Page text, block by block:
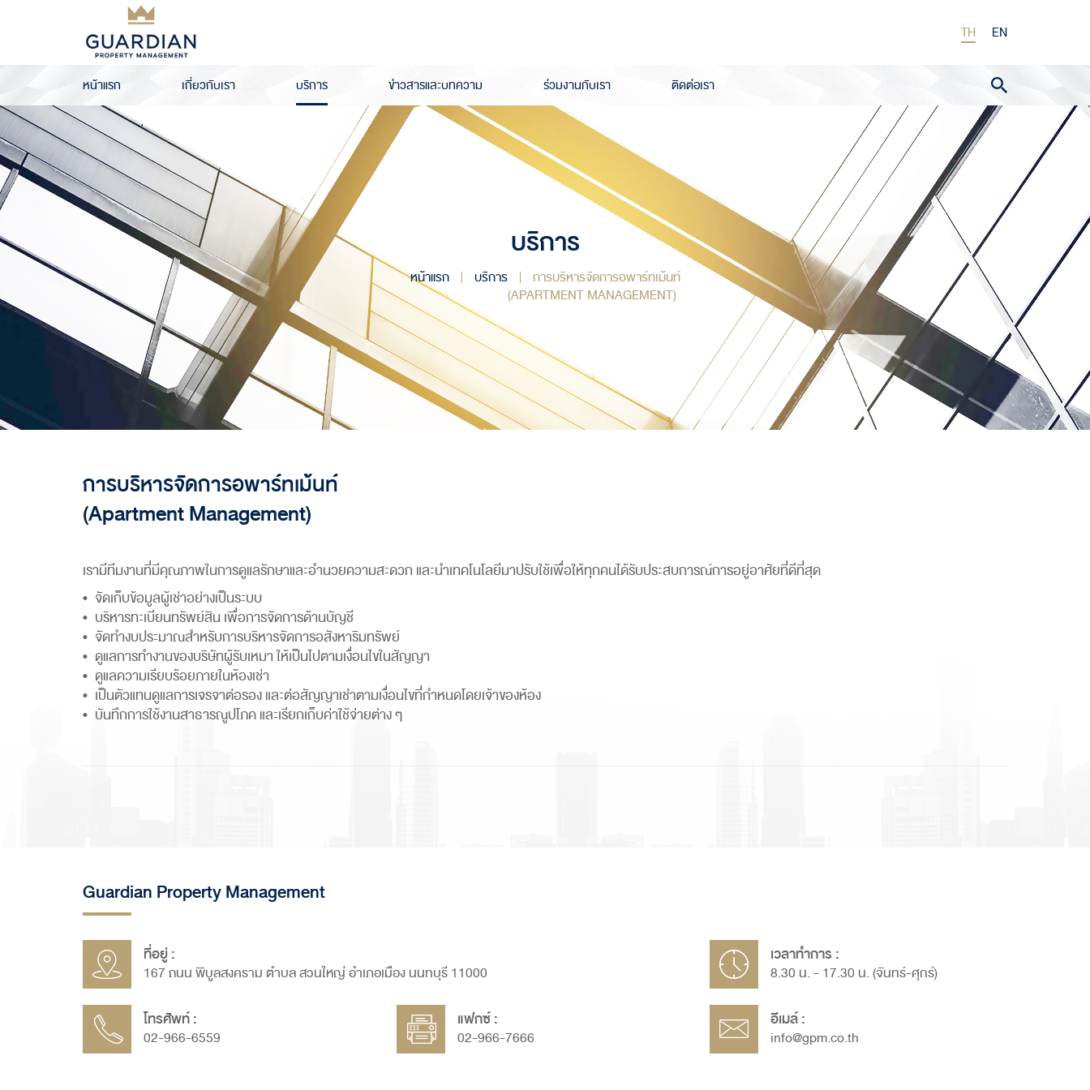
TH EN
หน้าแรก เกี่ยวกับเรา บริการ ข่าวสารและบทความ ร่วมงานกับเรา ติดต่อเรา
บริการ
หน้าแรก บริการ
การบริหารจัดการอพาร์ทเม้นท์
(APARTMENT MANAGEMENT)
การบริหารจัดการอพาร์ทเม้นท์
(Apartment Management)
เรามีทีมงานที่มีคุณภาพในการดูแลรักษาและอำนวยความสะดวก และนำเทคโนโลยีมาปรับใช้เพื่อให้ทุกคนได้รับประสบการณ์การอยู่อาศัยที่ดีที่สุด
จัดเก็บข้อมูลผู้เช่าอย่างเป็นระบบ
บริหารทะเบียนทรัพย์สิน เพื่อการจัดการด้านบัญชี
จัดทำงบประมาณสำหรับการบริหารจัดการอสังหาริมทรัพย์
ดูแลการทำงานของบริษัทผู้รับเหมา ให้เป็นไปตามเงื่อนไขในสัญญา
ดูแลความเรียบร้อยภายในห้องเช่า
เป็นตัวแทนดูแลการเจรจาต่อรอง และต่อสัญญาเช่าตามเงื่อนไขที่กำหนดโดยเจ้าของห้อง
บันทึกการใช้งานสาธารณูปโภค และเรียกเก็บค่าใช้จ่ายต่าง ๆ
Guardian Property Management
ที่อยู่ :
167 ถนน พิบูลสงคราม ตำบล สวนใหญ่ อำเภอเมือง นนทบุรี 11000
เวลาทำการ :
8.30 น. - 17.30 น. (จันทร์-ศุกร์)
โทรศัพท์ :
02-966-6559
แฟกซ์ :
02-966-7666
อีเมล์ :
info@gpm.co.th